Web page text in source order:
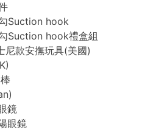
Suction hook
Suction hook禮盒組
款安撫玩具(美國)
鏡
眼鏡